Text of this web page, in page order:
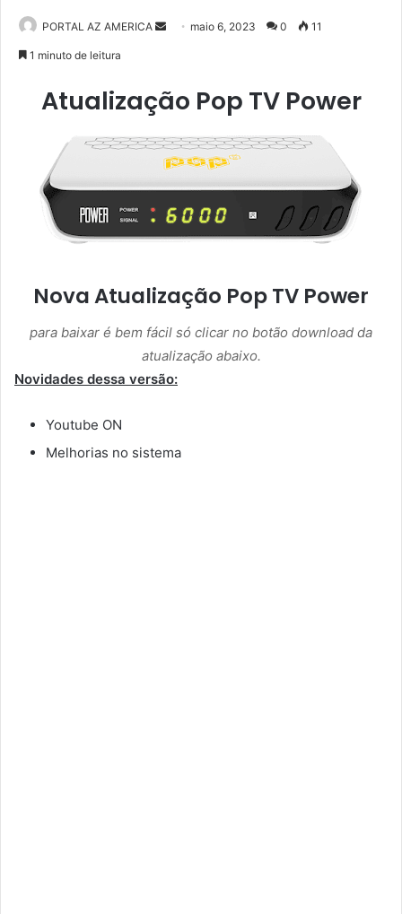
PORTAL AZ AMERICA
d
e
m
m
a
maio 6, 2023 0 11
1 minuto de leitura
Atualização Pop TV Power
Nova Atualização Pop TV Power
para baixar é bem fácil só clicar no botão download da
atualização abaixo.
Novidades dessa versão:
Youtube ON
Melhorias no sistema